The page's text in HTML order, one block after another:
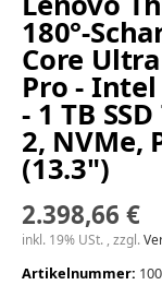
180°-
Core
Pro - Intel
- 1 TB
2, NVMe,
(13.3")
2.398,66 €
inkl. 19% USt. , zzgl.
Artikelnummer: